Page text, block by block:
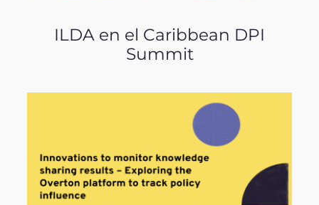
ILDA en el Caribbean DPI
Summit